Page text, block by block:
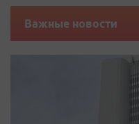
Важные новости